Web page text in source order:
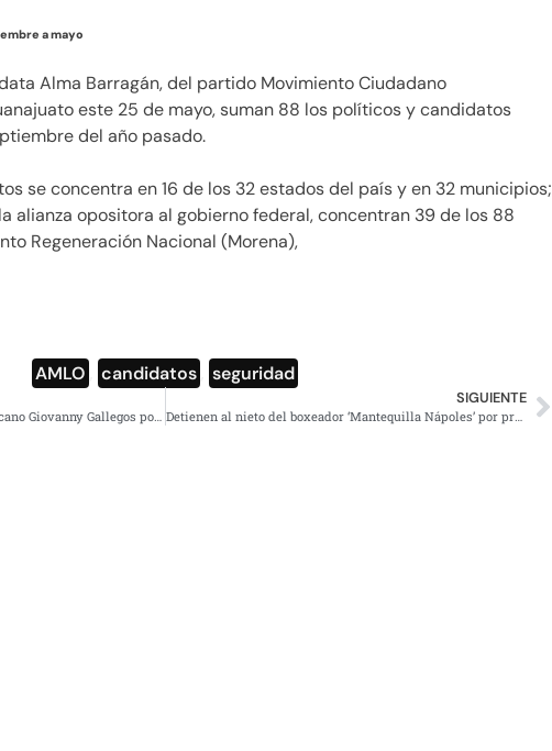
a mayo
Alma Barragán, del partido Movimiento Ciudadano
este 25 de mayo, suman 88 los políticos y candidatos
del año pasado.
se concentra en 16 de los 32 estados del país y en 32 municipios;
alianza opositora al gobierno federal, concentran 39 de los 88
Regeneración Nacional (Morena),
AMLO candidatos seguridad
Confiscan gorra del pitcher mexicano Giovanny Gallegos por sustancia sospechosa
SIGUIENTE
Detienen al nieto del boxeador ‘Mantequilla Nápoles’ por presunto feminicidio